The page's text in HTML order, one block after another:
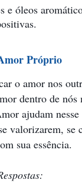
e óleos
Próprio
o amor nos
dentro de nós
ajudam
valorizarem, se
sua essência.